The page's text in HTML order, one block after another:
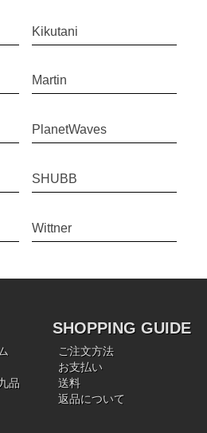
Kikutani
Martin
PlanetWaves
SHUBB
Wittner
品
SHOPPING GUIDE
ご注文方法
お支払い
送料
返品について